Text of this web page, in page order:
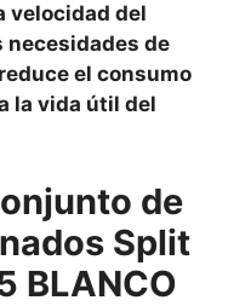
velocidad del
necesidades de
el consumo
la vida útil del
de
Split
BLANCO